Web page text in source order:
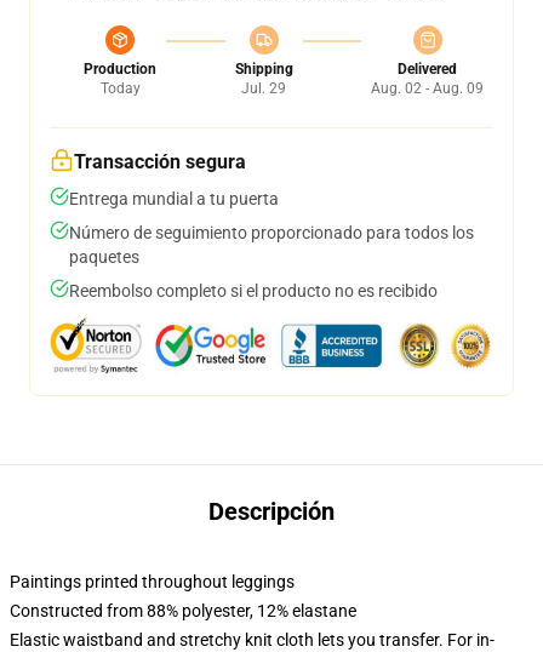
Production
Today
Shipping
Jul. 29
Delivered
Aug. 02 - Aug. 09
Transacción segura
Entrega mundial a tu puerta
Número de seguimiento proporcionado para todos los
paquetes
Reembolso completo si el producto no es recibido
Descripción
Paintings printed throughout leggings
Constructed from 88% polyester, 12% elastane
Elastic waistband and stretchy knit cloth lets you transfer. For in-